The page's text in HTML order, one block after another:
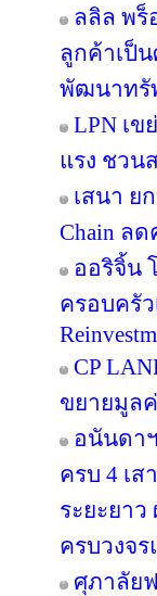
ลลิล พร็
ลูกค้าเป็
พัฒนาทรั
LPN เข
แรง ชวน
เสนา ย
Chain ลด
ออริจิ้น
ครอบครั
CP
ขยายมูล
อนันดา
ครบ 4 เส
ระยะยา
ครบวงจร
ศุภาลัย